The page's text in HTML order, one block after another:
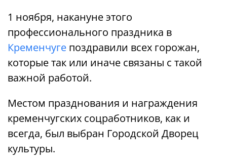
1 ноября, накануне этого
профессионального праздника в
Кременчуге поздравили всех горожан,
которые так или иначе связаны с такой
важной работой.
Местом празднования и награждения
кременчугских соцработников, как и
всегда, был выбран Городской Дворец
культуры.